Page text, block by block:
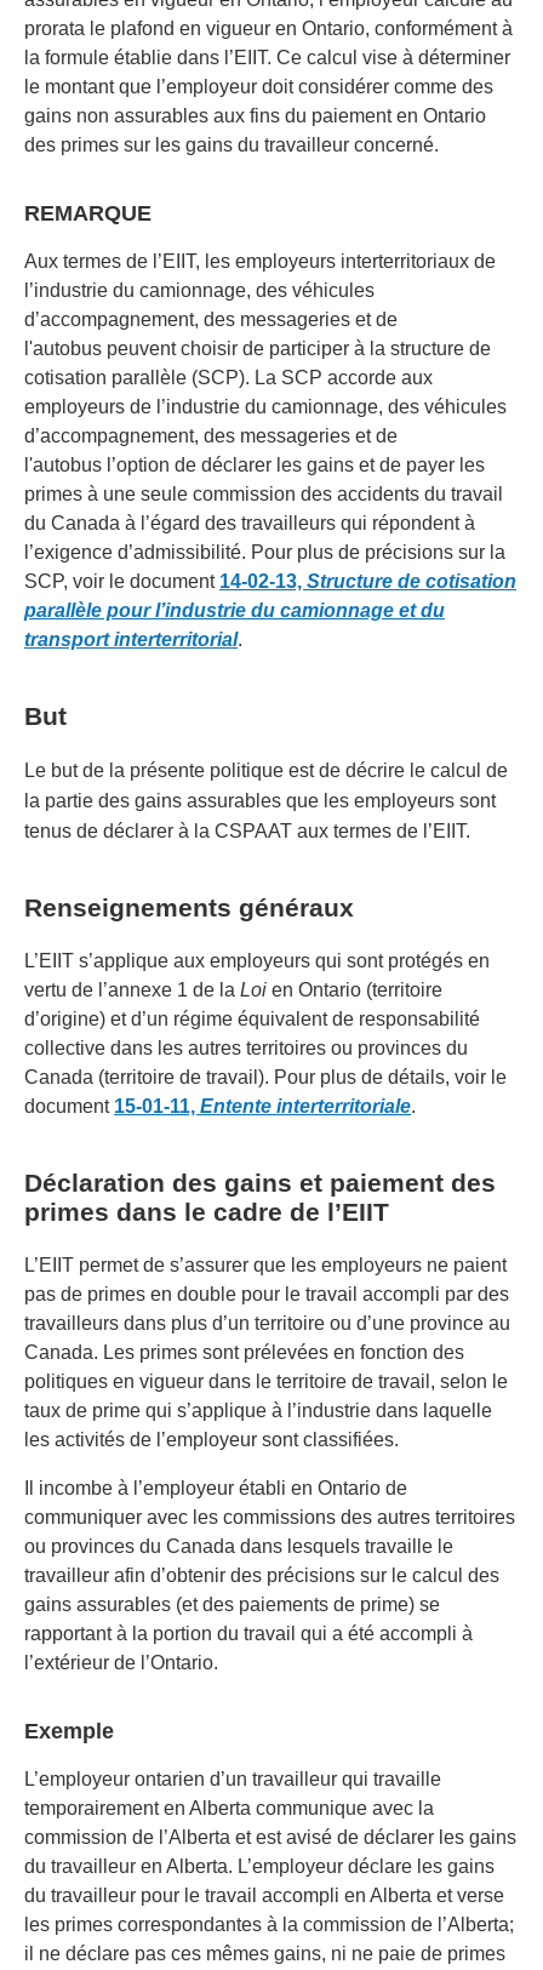
prorata le plafond en vigueur en Ontario, conformément à
la formule établie dans l’EIIT. Ce calcul vise à déterminer
le montant que l’employeur doit considérer comme des
gains non assurables aux fins du paiement en Ontario
des primes sur les gains du travailleur concerné.
REMARQUE
Aux termes de l’EIIT, les employeurs interterritoriaux de
l’industrie du camionnage, des véhicules
d’accompagnement, des messageries et de
l'autobus peuvent choisir de participer à la structure de
cotisation parallèle (SCP). La SCP accorde aux
employeurs de l’industrie du camionnage, des véhicules
d’accompagnement, des messageries et de
l'autobus l’option de déclarer les gains et de payer les
primes à une seule commission des accidents du travail
du Canada à l’égard des travailleurs qui répondent à
l’exigence d’admissibilité. Pour plus de précisions sur la
SCP, voir le document 14-02-13, Structure de cotisation
parallèle pour l’industrie du camionnage et du
transport interterritorial.
But
Le but de la présente politique est de décrire le calcul de
la partie des gains assurables que les employeurs sont
tenus de déclarer à la CSPAAT aux termes de l’EIIT.
Renseignements généraux
L’EIIT s’applique aux employeurs qui sont protégés en
vertu de l’annexe 1 de la Loi en Ontario (territoire
d’origine) et d’un régime équivalent de responsabilité
collective dans les autres territoires ou provinces du
Canada (territoire de travail). Pour plus de détails, voir le
document 15-01-11, Entente interterritoriale.
Déclaration des gains et paiement des
primes dans le cadre de l’EIIT
L’EIIT permet de s’assurer que les employeurs ne paient
pas de primes en double pour le travail accompli par des
travailleurs dans plus d’un territoire ou d’une province au
Canada. Les primes sont prélevées en fonction des
politiques en vigueur dans le territoire de travail, selon le
taux de prime qui s’applique à l’industrie dans laquelle
les activités de l’employeur sont classifiées.
Il incombe à l’employeur établi en Ontario de
communiquer avec les commissions des autres territoires
ou provinces du Canada dans lesquels travaille le
travailleur afin d’obtenir des précisions sur le calcul des
gains assurables (et des paiements de prime) se
rapportant à la portion du travail qui a été accompli à
l’extérieur de l’Ontario.
Exemple
L’employeur ontarien d’un travailleur qui travaille
temporairement en Alberta communique avec la
commission de l’Alberta et est avisé de déclarer les gains
du travailleur en Alberta. L’employeur déclare les gains
du travailleur pour le travail accompli en Alberta et verse
les primes correspondantes à la commission de l’Alberta;
il ne déclare pas ces mêmes gains, ni ne paie de primes